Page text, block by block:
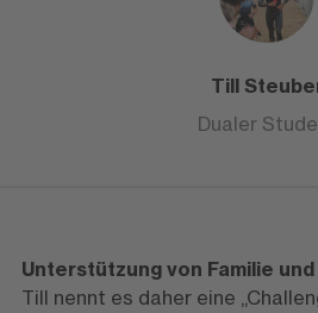
Till
Dualer
Unterstützung von Familie
Till nennt es daher eine